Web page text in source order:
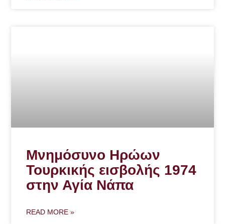
Μνημόσυνο Ηρώων
Τουρκικής εισβολής 1974
στην Αγία Νάπα
READ MORE »